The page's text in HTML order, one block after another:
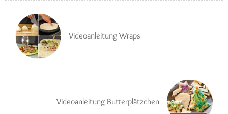
Videoanleitung Wraps
Videoanleitung Butterplätzchen